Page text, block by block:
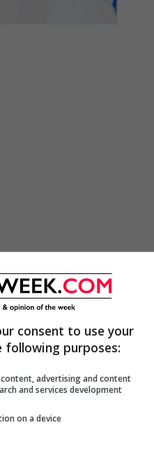
via di un
con una diffida
perché,
Il padre: “Mia
consent to use your
purposes:
advertising and content
and services development
on a device